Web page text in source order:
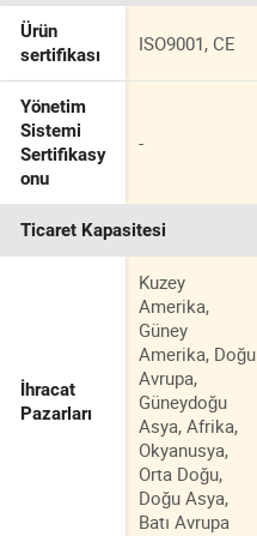
Ürün
sertifikası
ISO9001, CE
Yönetim
Sistemi
Sertifikasy
onu
-
Ticaret Kapasitesi
İhracat
Pazarları
Kuzey
Amerika,
Güney
Amerika, Doğu
Avrupa,
Güneydoğu
Asya, Afrika,
Okyanusya,
Orta Doğu,
Doğu Asya,
Batı Avrupa